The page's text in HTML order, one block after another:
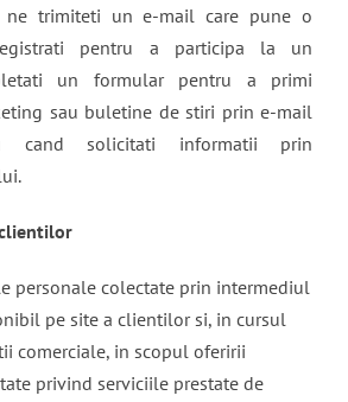
ne trimiteti un e-mail care pune o
pentru a participa la un
un formular pentru a primi
sau buletine de stiri prin e-mail
cand solicitati informatii prin
personale colectate prin intermediul
pe site a clientilor si, in cursul
comerciale, in scopul oferirii
privind serviciile prestate de